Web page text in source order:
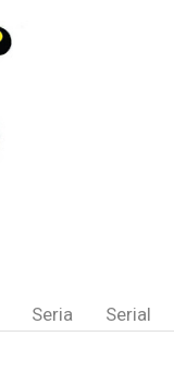
Seria Serial